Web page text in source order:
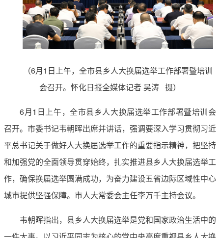
（6月1日上午，全市县乡人大换届选举工作部署暨培训
会召开。怀化日报全媒体记者 吴涛 摄）
6月1日上午，全市县乡人大换届选举工作部署暨培训会
召开。市委书记韦朝晖出席并讲话，强调要深入学习贯彻习近
平总书记关于做好人大换届选举工作的重要指示精神，把坚持
和加强党的全面领导贯穿始终，扎实推进县乡人大换届选举工
作，确保换届选举圆满成功，为奋力建设五省边际区域性中心
城市提供坚强保障。市人大常委会主任李万千主持会议。
韦朝晖指出，县乡人大换届选举是党和国家政治生活中的